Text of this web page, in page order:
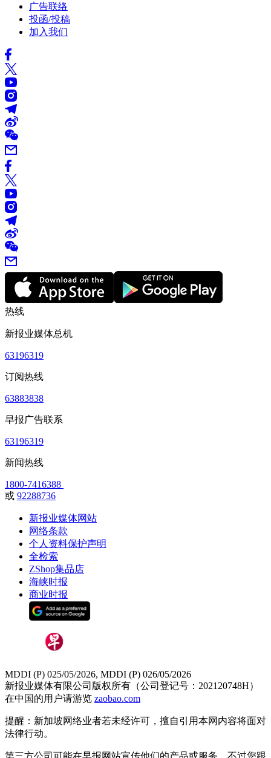
广告联络
投函/投稿
加入我们
热线
新报业媒体总机
63196319
订阅热线
63883838
早报广告联系
63196319
新闻热线
1800-7416388
或 92288736
新报业媒体网站
网络条款
个人资料保护声明
全检索
ZShop集品店
海峡时报
商业时报
MDDI (P) 025/05/2026, MDDI (P) 026/05/2026
新报业媒体有限公司版权所有（公司登记号：202120748H）
在中国的用户请游览 zaobao.com
提醒：新加坡网络业者若未经许可，擅自引用本网内容将面对
法律行动。
第三方公司可能在早报网站宣传他们的产品或服务。不过您跟